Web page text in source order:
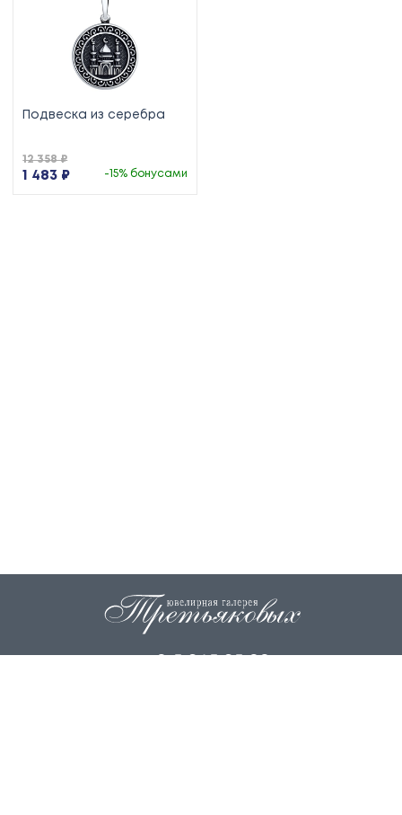
Подвеска из серебра
1 483 ₽
12 358 ₽
-15% бонусами